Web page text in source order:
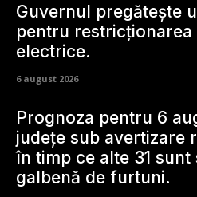
Guvernul pregătește
pentru
electrice.
6 august 2026
Prognoza pentru 6
județe sub avertizare
în timp ce alte 31
galbenă de furtuni.